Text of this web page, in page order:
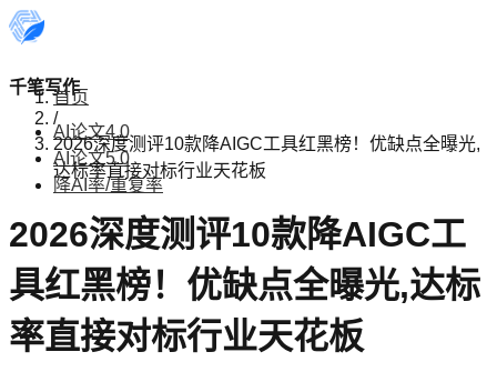
千笔写作
AI论文4.0
AI论文5.0
降AI率/重复率
首页
/
2026深度测评10款降AIGC工具红黑榜！优缺点全曝光,
达标率直接对标行业天花板
2026深度测评10款降AIGC工
具红黑榜！优缺点全曝光,达标
率直接对标行业天花板